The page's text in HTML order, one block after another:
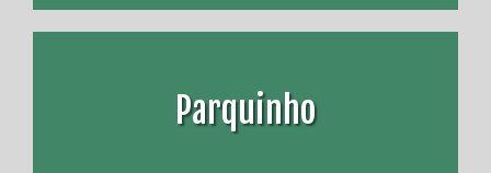
Parquinho